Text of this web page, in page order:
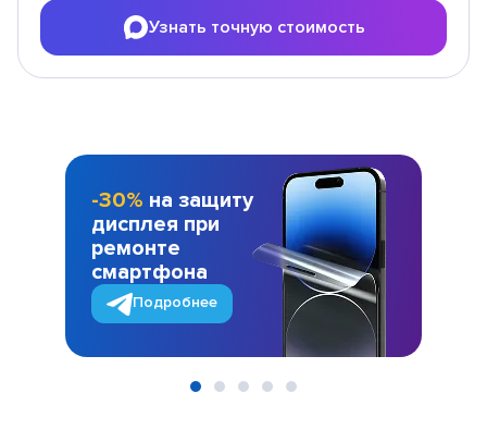
Узнать точную стоимость
-30% на защиту
дисплея при
ремонте
смартфона
Подробнее